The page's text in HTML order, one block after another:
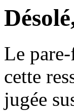
Le
cette
jugée